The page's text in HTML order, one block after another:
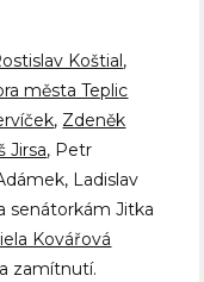
Koštial ,
města Teplic
, Zdeněk
Jirsa, Petr
Ladislav
senátorkám Jitka
Kovářová
zamítnutí.